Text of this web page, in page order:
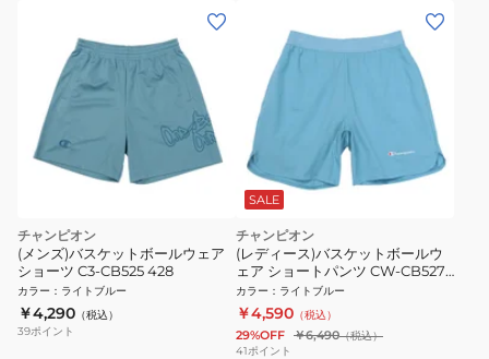
チャンピオン
(メンズ)バスケットボールウェア
ショーツ C3-CB525 428
カラー ： ライトブルー
￥4,290 （税込）
39ポイント
SALE
チャンピオン
(レディース)バスケットボールウ
ェア ショートパンツ CW-CB527
331
カラー ： ライトブルー
￥4,590 （税込）
29%OFF ￥6,490（税込）
41ポイント